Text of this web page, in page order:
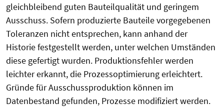
gleichbleibend guten Bauteilqualität und geringem
Ausschuss. Sofern produzierte Bauteile vorgegebenen
Toleranzen nicht entsprechen, kann anhand der
Historie festgestellt werden, unter welchen Umständen
diese gefertigt wurden. Produktionsfehler werden
leichter erkannt, die Prozessoptimierung erleichtert.
Gründe für Ausschussproduktion können im
Datenbestand gefunden, Prozesse modifiziert werden.